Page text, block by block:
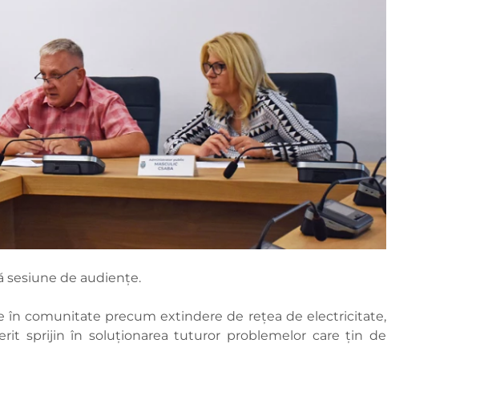
sesiune de audiențe.
în comunitate precum extindere de rețea de electricitate,
sprijin în soluționarea tuturor problemelor care țin de